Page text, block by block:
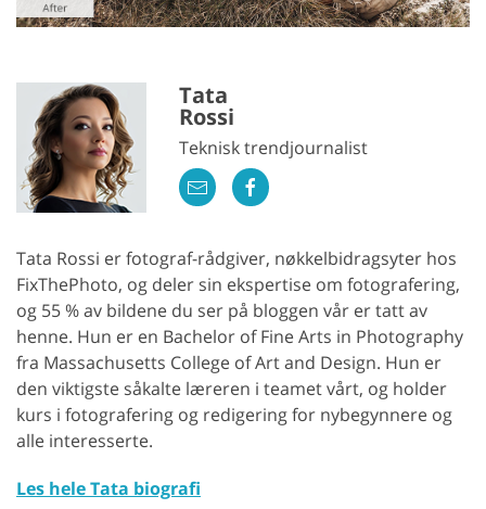
Tata
Rossi
Teknisk trendjournalist
Tata Rossi er fotograf-rådgiver, nøkkelbidragsyter hos
FixThePhoto, og deler sin ekspertise om fotografering,
og 55 % av bildene du ser på bloggen vår er tatt av
henne. Hun er en Bachelor of Fine Arts in Photography
fra Massachusetts College of Art and Design. Hun er
den viktigste såkalte læreren i teamet vårt, og holder
kurs i fotografering og redigering for nybegynnere og
alle interesserte.
Les hele Tata biografi